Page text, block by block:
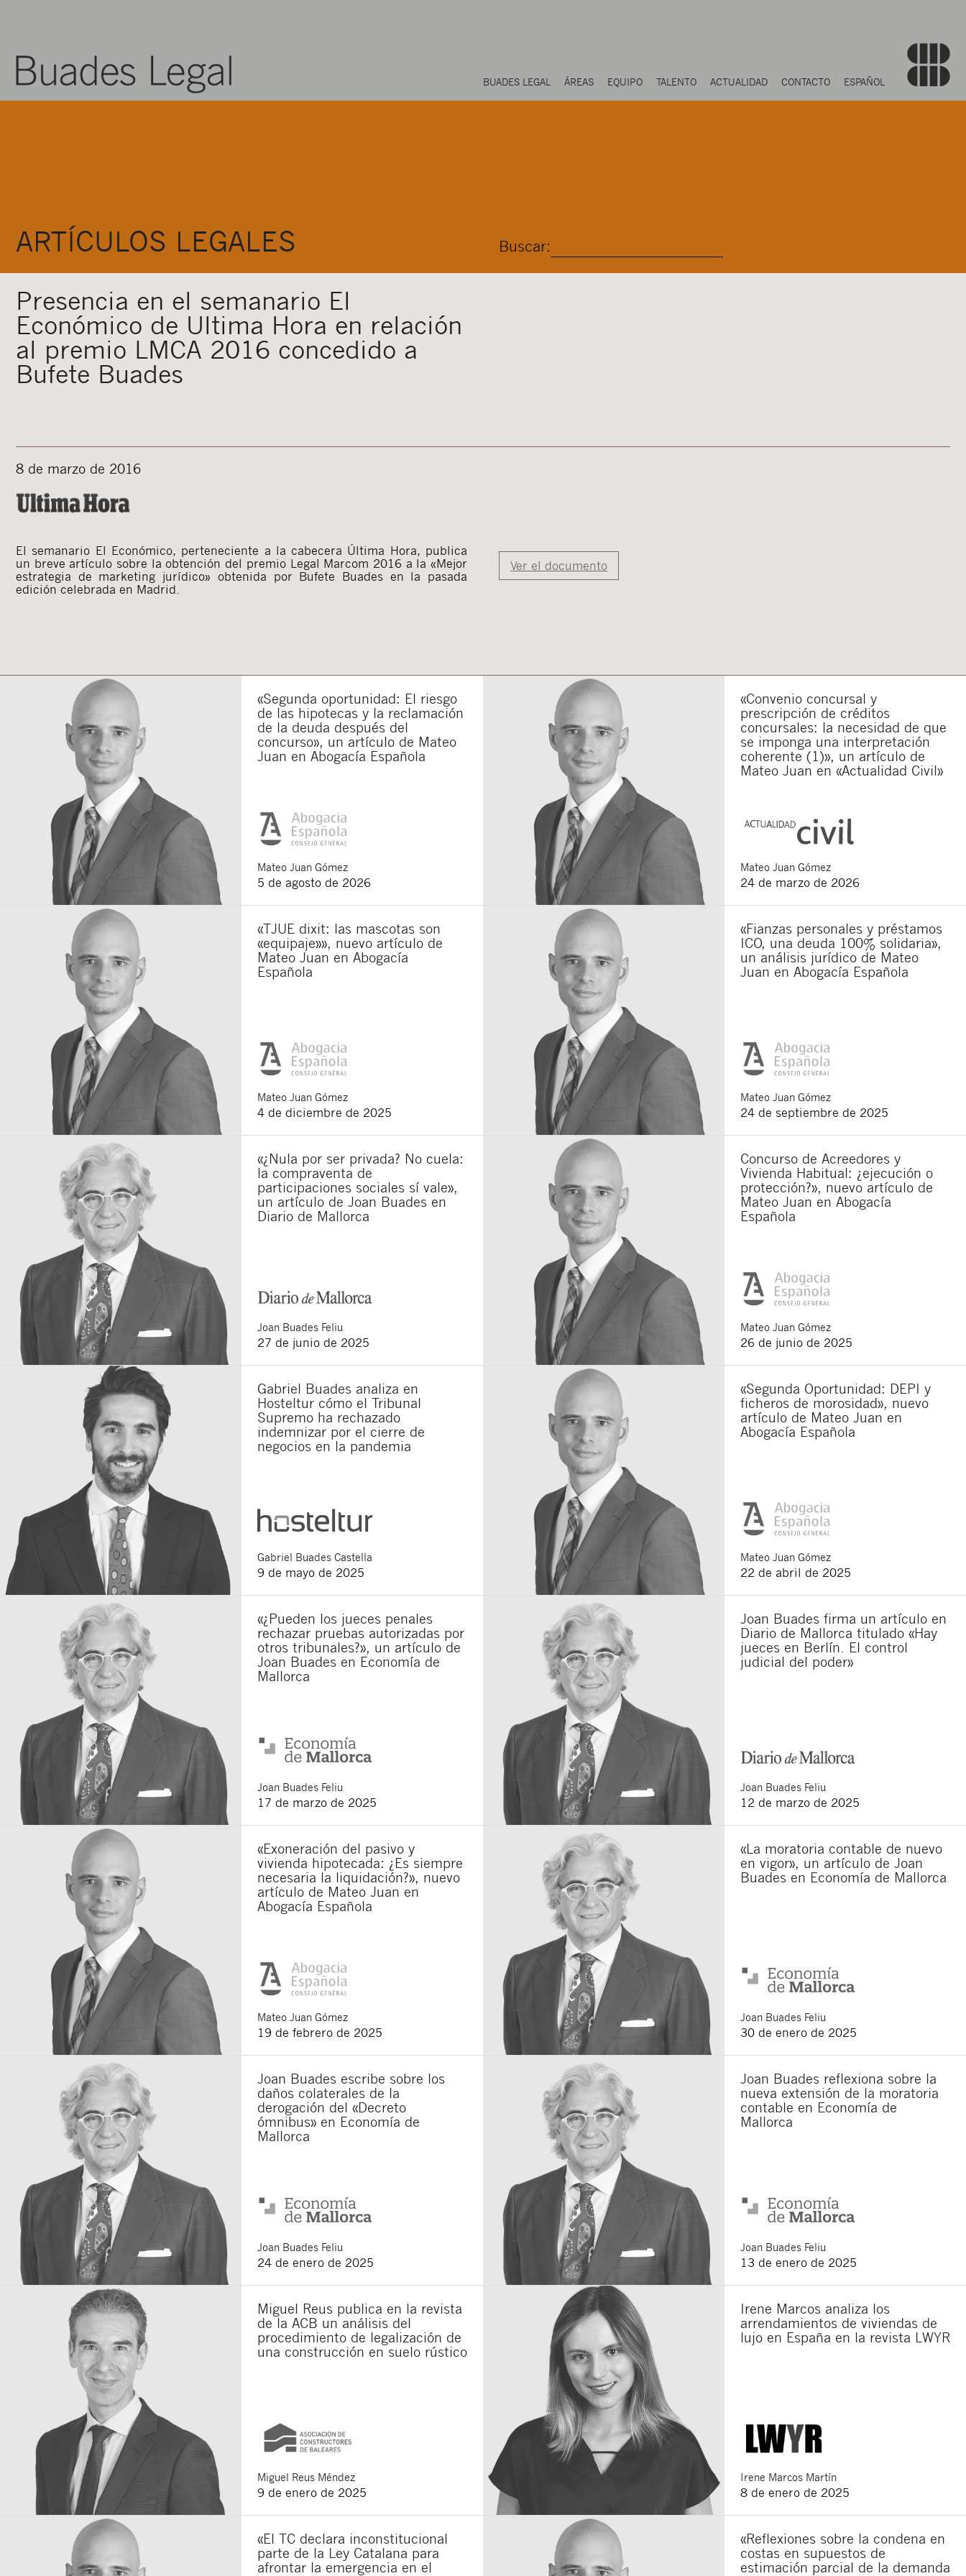
BUADES LEGAL ÁREAS EQUIPO TALENTO ACTUALIDAD CONTACTO ESPAÑOL
ARTÍCULOS LEGALES Buscar:
Presencia en el semanario El
Económico de Ultima Hora en relación
al premio LMCA 2016 concedido a
Bufete Buades
8 de marzo de 2016
El semanario El Económico, perteneciente a la cabecera Última Hora, publica
un breve artículo sobre la obtención del premio Legal Marcom 2016 a la «Mejor
estrategia de marketing jurídico» obtenida por Bufete Buades en la pasada
edición celebrada en Madrid.
Ver el documento
«Segunda oportunidad: El riesgo
de las hipotecas y la reclamación
de la deuda después del
concurso», un artículo de Mateo
Juan en Abogacía Española
Mateo Juan Gómez
5 de agosto de 2026
«Convenio concursal y
prescripción de créditos
concursales: la necesidad de que
se imponga una interpretación
coherente (1)», un artículo de
Mateo Juan en «Actualidad Civil»
Mateo Juan Gómez
24 de marzo de 2026
«TJUE dixit: las mascotas son
«equipaje»», nuevo artículo de
Mateo Juan en Abogacía
Española
Mateo Juan Gómez
4 de diciembre de 2025
«Fianzas personales y préstamos
ICO, una deuda 100% solidaria»,
un análisis jurídico de Mateo
Juan en Abogacía Española
Mateo Juan Gómez
24 de septiembre de 2025
«¿Nula por ser privada? No cuela:
la compraventa de
participaciones sociales sí vale»,
un artículo de Joan Buades en
Diario de Mallorca
Joan Buades Feliu
27 de junio de 2025
Concurso de Acreedores y
Vivienda Habitual: ¿ejecución o
protección?», nuevo artículo de
Mateo Juan en Abogacía
Española
Mateo Juan Gómez
26 de junio de 2025
Gabriel Buades analiza en
Hosteltur cómo el Tribunal
Supremo ha rechazado
indemnizar por el cierre de
negocios en la pandemia
Gabriel Buades Castella
9 de mayo de 2025
«Segunda Oportunidad: DEPI y
ficheros de morosidad», nuevo
artículo de Mateo Juan en
Abogacía Española
Mateo Juan Gómez
22 de abril de 2025
«¿Pueden los jueces penales
rechazar pruebas autorizadas por
otros tribunales?», un artículo de
Joan Buades en Economía de
Mallorca
Joan Buades Feliu
17 de marzo de 2025
Joan Buades firma un artículo en
Diario de Mallorca titulado «Hay
jueces en Berlín. El control
judicial del poder»
Joan Buades Feliu
12 de marzo de 2025
«Exoneración del pasivo y
vivienda hipotecada: ¿Es siempre
necesaria la liquidación?», nuevo
artículo de Mateo Juan en
Abogacía Española
Mateo Juan Gómez
19 de febrero de 2025
«La moratoria contable de nuevo
en vigor», un artículo de Joan
Buades en Economía de Mallorca
Joan Buades Feliu
30 de enero de 2025
Joan Buades escribe sobre los
daños colaterales de la
derogación del «Decreto
ómnibus» en Economía de
Mallorca
Joan Buades Feliu
24 de enero de 2025
Joan Buades reflexiona sobre la
nueva extensión de la moratoria
contable en Economía de
Mallorca
Joan Buades Feliu
13 de enero de 2025
Miguel Reus publica en la revista
de la ACB un análisis del
procedimiento de legalización de
una construcción en suelo rústico
Miguel Reus Méndez
9 de enero de 2025
Irene Marcos analiza los
arrendamientos de viviendas de
lujo en España en la revista LWYR
Irene Marcos Martín
8 de enero de 2025
«El TC declara inconstitucional
parte de la Ley Catalana para
afrontar la emergencia en el
«Reflexiones sobre la condena en
costas en supuestos de
estimación parcial de la demanda
Cerrar
Acepto recibir comunicaciones sobre nuevos artículos legales.
Acepto lascondiciones legales de privacidad
Al pulsar el botón de envío manifiesta haber leído la siguiente información básica sobre privacidad: El responsable del tratamiento
es Buades Legal S.L. La finalidad es la atención a su solicitud. Tiene derecho a acceder, rectificar y suprimir los datos, así como
otros derechos como se explica en la